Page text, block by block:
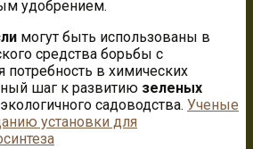
удобрением.
могут быть использованы в
средства борьбы с
потребность в химических
шаг к развитию зеленых
садоводства. Ученые
установки для